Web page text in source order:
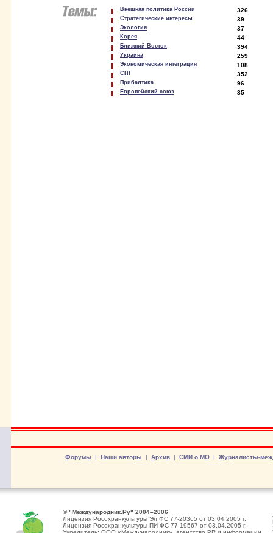
Внешняя политика России 326
Стратегические интересы 39
Экология 37
Корея 44
Ближний Восток 394
Украина 259
Экономическая интеграция 108
СНГ 352
Прибалтика 96
Европейский союз 85
Форумы | Наши авторы | Архив| СМИ о МО| Журналисты-
© "Международник.Ру" 2004–2006
Лицензия Росохранкультуры Эл ФС 77-20365 от 03.04.2005 г.
Лицензия Росохранкультуры ПИ ФС 77-19567 от 03.04.2005 г.